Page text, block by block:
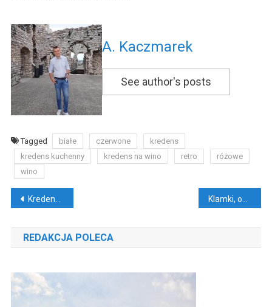
A. Kaczmarek
See author's posts
Tagged białe czerwone
kredens
kredens kuchenny
kredens na wino retro
różowe
wino
Nawigacja
wpisu
Kredens do kuchni odmieni design pomieszczenia
REDAKCJA POLECA